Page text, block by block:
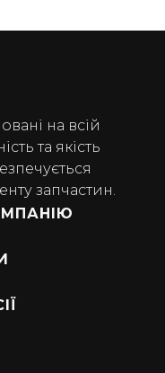
на всій
та якість
запчастин.